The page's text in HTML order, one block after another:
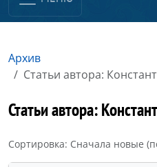
Архив
Статьи автора:
Статьи автора:
Сортировка: Сначала новые